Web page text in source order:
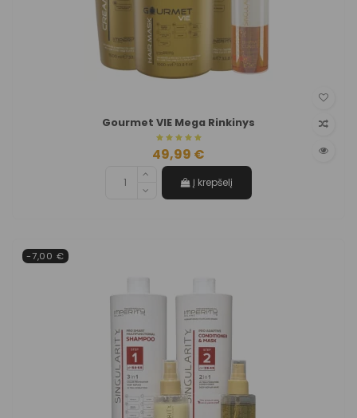
Gourmet VIE Mega Rinkinys
49,99 €
Į krepšelį
-7,00 €